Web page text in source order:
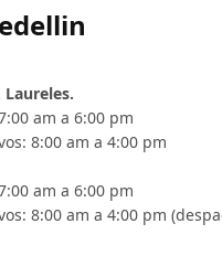
Laureles.
am a 6:00 pm
8:00 am a 4:00 pm
am a 6:00 pm
8:00 am a 4:00 pm